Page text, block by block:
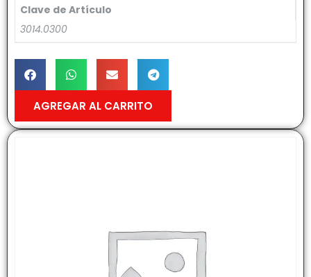
Clave de Artículo
3014.0300
AGREGAR AL CARRITO